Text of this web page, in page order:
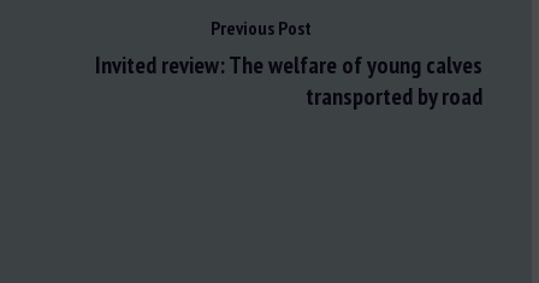
Previous Post
Invited review: The welfare of young calves
transported by road